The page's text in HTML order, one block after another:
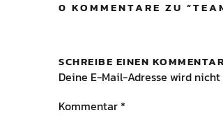
0 KOMMENTARE ZU “
SCHREIBE EINEN KOMMENTAR
Deine E-Mail-Adresse wird
Kommentar *